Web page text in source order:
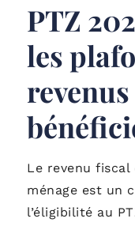
PTZ
les
Le revenu fiscal
ménage est un
l’éligibilité au